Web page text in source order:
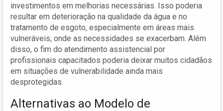
investimentos em melhorias necessárias. Isso poderia
resultar em deterioração na qualidade da água e no
tratamento de esgoto, especialmente em áreas mais
vulneráveis, onde as necessidades se exacerbam. Além
disso, o fim do atendimento assistencial por
profissionais capacitados poderia deixar muitos cidadãos
em situações de vulnerabilidade ainda mais
desprotegidas.
Alternativas ao Modelo de